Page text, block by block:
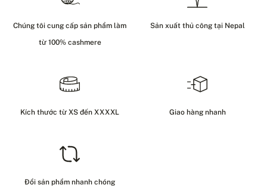
Chúng tôi cung cấp sản phẩm làm
từ 100% cashmere
Sản xuất thủ công tại Nepal
Kích thước từ XS đến XXXXL Giao hàng nhanh
Đổi sản phẩm nhanh chóng